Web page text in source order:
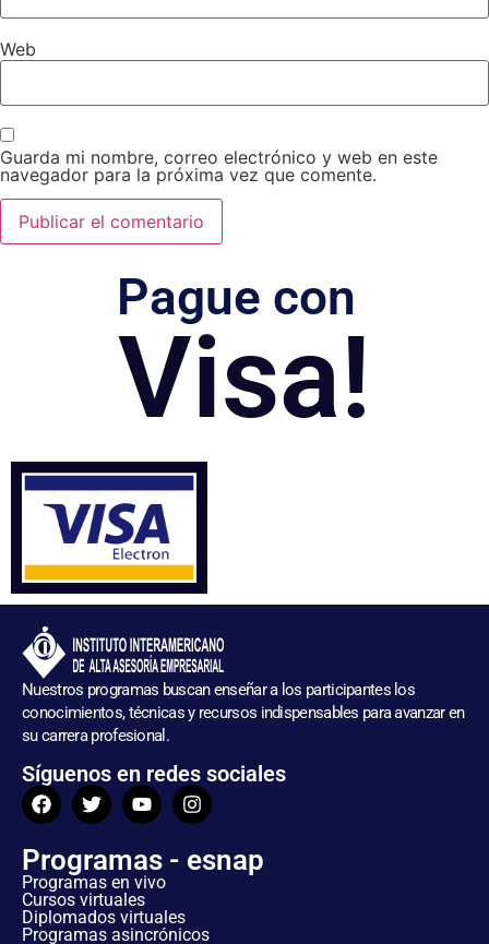
Web
Guarda mi nombre, correo electrónico y web en este
navegador para la próxima vez que comente.
Pague con
Visa!
Nuestros programas buscan enseñar a los participantes los
conocimientos, técnicas y recursos indispensables para avanzar en
su carrera profesional.
Síguenos en redes sociales
Programas - esnap
Programas en vivo
Cursos virtuales
Diplomados virtuales
Programas asincrónicos